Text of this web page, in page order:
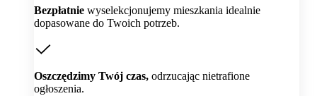
Bezpłatnie wyselekcjonujemy mieszkania idealnie
dopasowane do Twoich potrzeb.
Oszczędzimy Twój czas, odrzucając nietrafione
ogłoszenia.